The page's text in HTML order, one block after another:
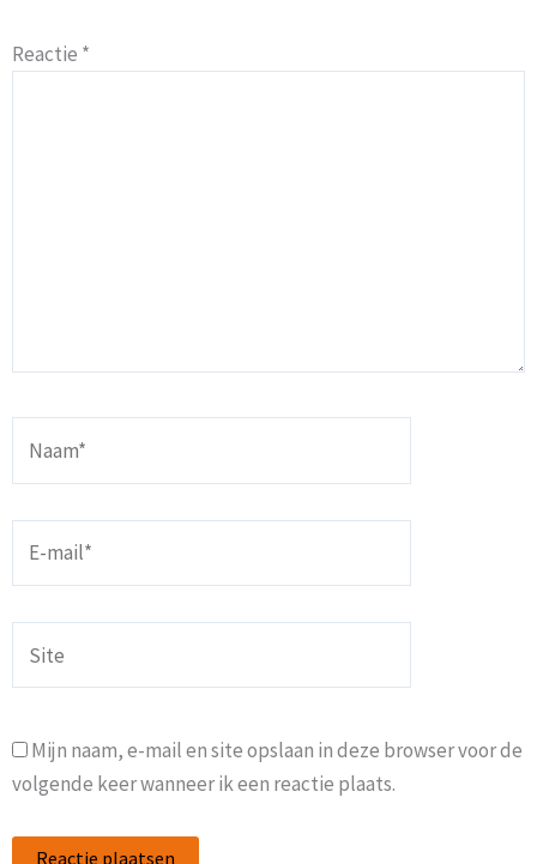
Reactie *
Mijn naam, e-mail en site opslaan in deze browser voor de
volgende keer wanneer ik een reactie plaats.